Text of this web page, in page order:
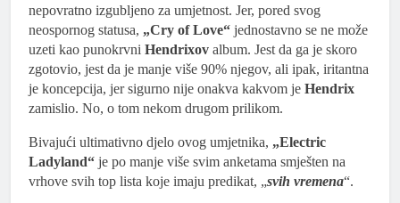
nepovratno izgubljeno za umjetnost. Jer, pored svog
neospornog statusa, „Cry of Love“ jednostavno se ne može
uzeti kao punokrvni Hendrixov album. Jest da ga je skoro
zgotovio, jest da je manje više 90% njegov, ali ipak, iritantna
je koncepcija, jer sigurno nije onakva kakvom je Hendrix
zamislio. No, o tom nekom drugom prilikom.
Bivajući ultimativno djelo ovog umjetnika, „Electric
Ladyland“ je po manje više svim anketama smješten na
vrhove svih top lista koje imaju predikat, „svih vremena“.